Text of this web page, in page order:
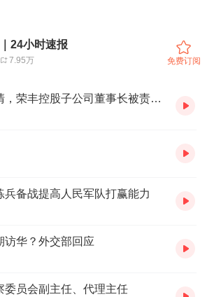
场零射门，这是一场让西班牙门将乌
。更重要的是，这是一场年轻人主导的
、加维、佩德里、恩里克，仅在首发阵
后”，如果再加上后来替补出场的威廉
”就多达5名，他们当中甚至有3个人还
个“稚嫩”的阵容，硬生生打出了本届世
哈维、伊涅斯塔、卡西利亚斯的世界冠
然依然被列入强队，但并未被寄托太高
员甫一亮相，就震惊了世界。他们甚至
仅会传控，而且能进球。要知道，在
牙队，全部7场比赛，90分钟内的进球
24小时速报
7.95万 免费订阅
因业绩补偿款未结清，荣丰控股子公司董事长被责令改正
兵备战提高人民军队打赢能力
访华？外交部回应
委员会副主任、代理主任